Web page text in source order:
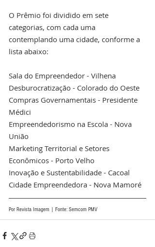
O Prêmio foi dividido em sete
categorias, com cada uma
contemplando uma cidade, conforme a
lista abaixo:
Sala do Empreendedor - Vilhena
Desburocratização - Colorado do Oeste
Compras Governamentais - Presidente
Médici
Empreendedorismo na Escola - Nova
União
Marketing Territorial e Setores
Econômicos - Porto Velho
Inovação e Sustentabilidade - Cacoal
Cidade Empreendedora - Nova Mamoré
Por Revista Imagem | Fonte: Semcom PMV